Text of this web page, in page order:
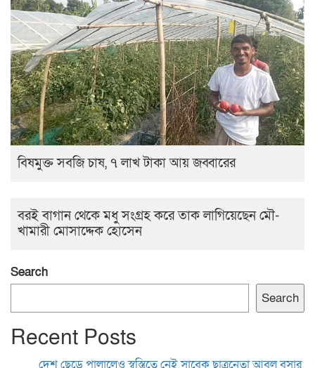
বিষমুক্ত সবজি চাষ, ৭ লাখ টাকা আয় জব্বারের
বরই বাগান থেকে মধু সংগ্রহ করে তাক লাগিয়েছেন মৌ-
খামারী মোসাদ্দেক হোসেন
Search
Search
Recent Posts